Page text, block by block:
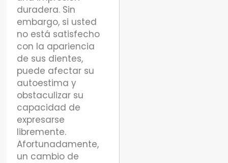
duradera. Sin
embargo, si usted
no está satisfecho
con la apariencia
de sus dientes,
puede afectar su
autoestima y
obstaculizar su
capacidad de
expresarse
libremente.
Afortunadamente,
un cambio de